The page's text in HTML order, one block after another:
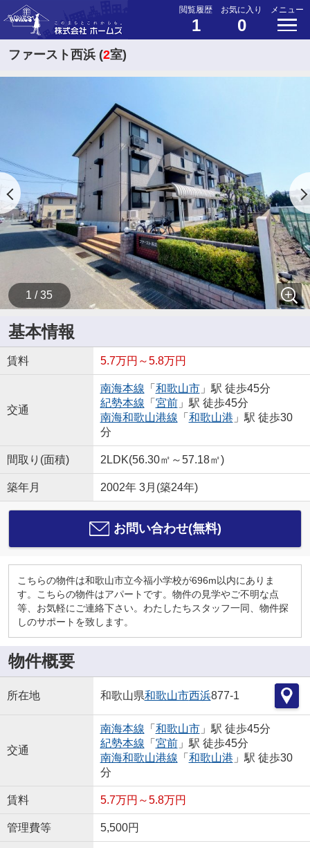
閲覧履歴
1
お気に入り
0
メニュー
ファースト西浜 (2室)
1 / 35
基本情報
賃料 5.7万円～5.8万円
交通
南海本線 「 和歌山市」駅 徒歩45分
紀勢本線 「 宮前」駅 徒歩45分
南海和歌山港線 「 和歌山港 」駅 徒歩30
分
間取り(面積) 2LDK(56.30㎡～57.18㎡)
築年月 2002年 3月(築24年)
お問い合わせ(無料)
こちらの物件は和歌山市立今福小学校が696m以内にありま
す。こちらの物件はアパートです。物件の見学やご不明な点
等、お気軽にご連絡下さい。わたしたちスタッフ一同、物件探
しのサポートを致します。
物件概要
所在地 和歌山県和歌山市西浜877-1
交通
南海本線 「 和歌山市」駅 徒歩45分
紀勢本線 「 宮前」駅 徒歩45分
南海和歌山港線 「 和歌山港 」駅 徒歩30
分
賃料 5.7万円～5.8万円
管理費等 5,500円